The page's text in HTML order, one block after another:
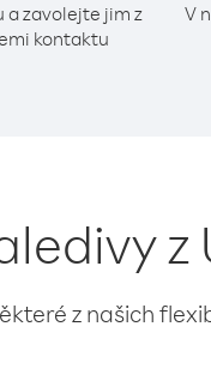
zavolejte jim z
kontaktu
V
z
z našich